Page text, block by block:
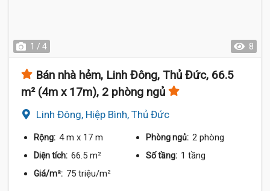
1 / 4 8
Bán nhà hẻm, Linh Đông, Thủ Đức, 66.5
m² (4m x 17m), 2 phòng ngủ
Linh Đông, Hiệp Bình, Thủ Đức
Rộng: 4 m x 17 m Phòng ngủ: 2 phòng
Diện tích: 66.5 m² Số tầng: 1 tầng
Giá/m²: 75 triệu/m²